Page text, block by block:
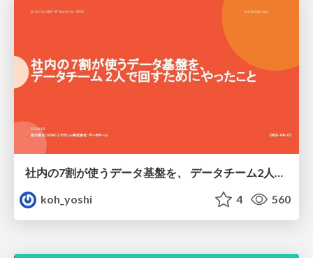
koh_yoshi
4 560